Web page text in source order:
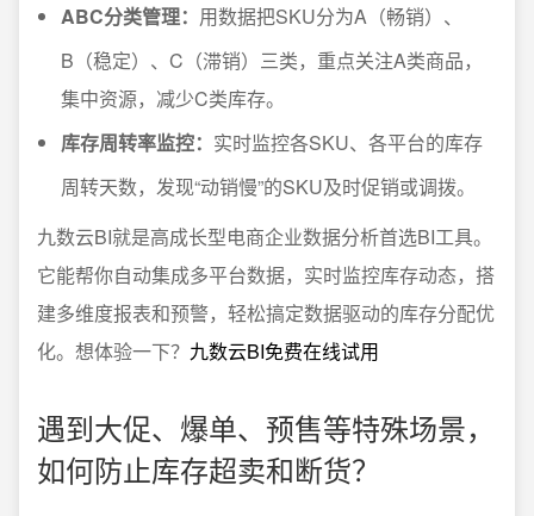
ABC分类管理： 用数据把SKU分为A（畅销）、
B（稳定）、C（滞销）三类，重点关注A类商品，
集中资源，减少C类库存。
库存周转率监控： 实时监控各SKU、各平台的库存
周转天数，发现“动销慢”的SKU及时促销或调拨。
九数云BI就是高成长型电商企业数据分析首选BI工具。
它能帮你自动集成多平台数据，实时监控库存动态，搭
建多维度报表和预警，轻松搞定数据驱动的库存分配优
化。想体验一下？ 九数云BI免费在线试用
遇到大促、爆单、预售等特殊场景，
如何防止库存超卖和断货？